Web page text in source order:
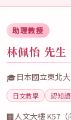
助理教授
林佩怡 先生
🎓日本國立東北
日文教學 認知
🏢人文大樓 K57（